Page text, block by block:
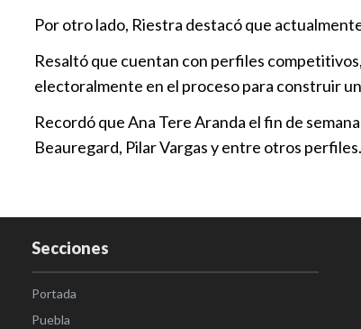
Por otro lado, Riestra destacó que
Resaltó que cuentan con perfiles
electoralmente en el proceso para construir
Recordó que Ana Tere Aranda el fin de
Beauregard, Pilar Vargas y entre otros perfiles.
Secciones
Portada
Puebla